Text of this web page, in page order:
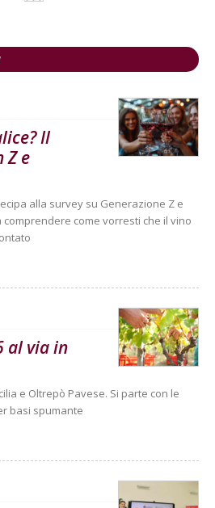
Il
Z e
alla survey su Generazione Z e
come vorresti che il vino
al via in
e Oltrepò Pavese. Si parte con le
basi spumante